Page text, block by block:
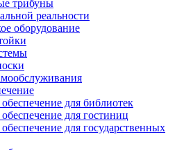
трибуны
реальности
оборудование
для библиотек
для гостиниц
для государственных